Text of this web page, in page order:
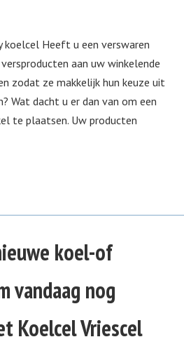
koelcel Heeft u een verswaren
aan uw winkelende
zodat ze makkelijk hun keuze uit
Wat dacht u er dan van om een
te plaatsen. Uw producten
koel-of
vandaag nog
Koelcel Vriescel